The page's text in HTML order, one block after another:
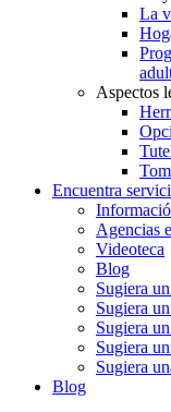
La
Aspectos
Encuentra
Agencias
Videoteca
Blog
Sugiera
Sugiera
Sugiera
Sugiera
Sugiera
Blog